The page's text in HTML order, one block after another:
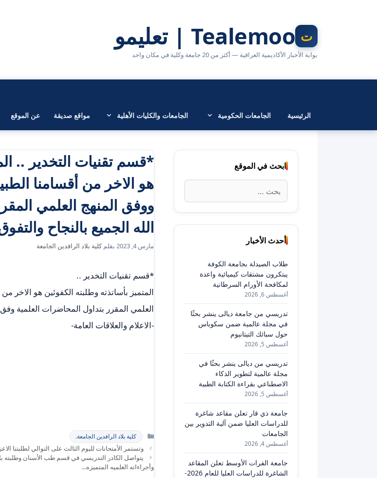
Tealemoo | تعليمو
بوابة الأخبار الأكاديمية العراقية — أكثر من 20 جامعة وكلية في مكان واحد
الرئيسية الجامعات الحكومية الجامعات والكليات الأهلية مواقع صديقة عن الموقع
*قسم تقنيات التخدير ..
هو الاخر من أقسامنا
ووفق المنهج العلمي
الله الجميع بالنجاح
مارس 4, 2023 بقلمكلية بلاد الرافدين الجامعة
*قسم تقنيات التخدير ..
المتميز بأساتذته وطلبته الكفوئين هو الاخر
العلمي المقرر بتداول المحاضرات العلمية وفق
-الاعلام والعلاقات العامة-
التصنيفات
كلية بلاد الرافدين الجامعة.
وتستمر الأمتحانات لليوم الثالث على التوالي لطلبتنا
يتواصل الكادر التدريسي في قسم طب الأسنان وطلبته
وأجراءاته العلميه المتميزه…
ابحث في الموقع
البحث
عن:
أحدث الأخبار
طلاب الصيدلة بجامعة الكوفة
يبتكرون مشتقات كيميائية واعدة
لمكافحة الأورام السرطانية
أغسطس 6, 2026
تدريسي من جامعة ديالى ينشر بحثًا
في مجلة عالمية ضمن سكوباس
حول سبائك التيتانيوم
أغسطس 5, 2026
تدريسي من ديالى ينشر بحثًا في
مجلة عالمية لتطوير الذكاء
الاصطناعي بقراءة الكتابة الطبية
أغسطس 5, 2026
جامعة ذي قار تعلن مقاعد شاغرة
للدراسات العليا ضمن آلية التدوير بين
الجامعات
أغسطس 4, 2026
جامعة الفرات الأوسط تعلن المقاعد
الشاغرة للدراسات العليا للعام 2026-